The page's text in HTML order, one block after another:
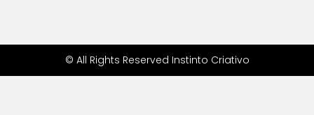
© All Rights Reserved Instinto Criativo